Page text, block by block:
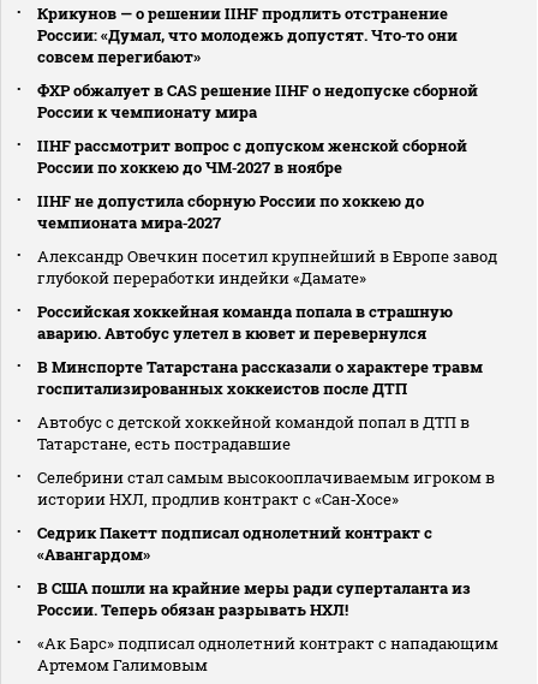
Крикунов — о решении IIHF продлить отстранение
России: «Думал, что молодежь допустят. Что‑то они
совсем перегибают»
ФХР обжалует в CAS решение IIHF о недопуске сборной
России к чемпионату мира
IIHF рассмотрит вопрос с допуском женской сборной
России по хоккею до ЧМ‑2027 в ноябре
IIHF не допустила сборную России по хоккею до
чемпионата мира‑2027
Александр Овечкин посетил крупнейший в Европе завод
глубокой переработки индейки «Дамате»
Российская хоккейная команда попала в страшную
аварию. Автобус улетел в кювет и перевернулся
В Минспорте Татарстана рассказали о характере травм
госпитализированных хоккеистов после ДТП
Автобус с детской хоккейной командой попал в ДТП в
Татарстане, есть пострадавшие
Селебрини стал самым высокооплачиваемым игроком в
истории НХЛ, продлив контракт с «Сан‑Хосе»
Седрик Пакетт подписал однолетний контракт с
«Авангардом»
В США пошли на крайние меры ради суперталанта из
России. Теперь обязан разрывать НХЛ!
«Ак Барс» подписал однолетний контракт с нападающим
Артемом Галимовым